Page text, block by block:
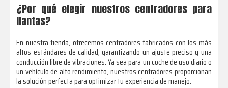
¿Por qué elegir nuestros centradores para
llantas?
En nuestra tienda, ofrecemos centradores fabricados con los más
altos estándares de calidad, garantizando un ajuste preciso y una
conducción libre de vibraciones. Ya sea para un coche de uso diario o
un vehículo de alto rendimiento, nuestros centradores proporcionan
la solución perfecta para optimizar tu experiencia de manejo.